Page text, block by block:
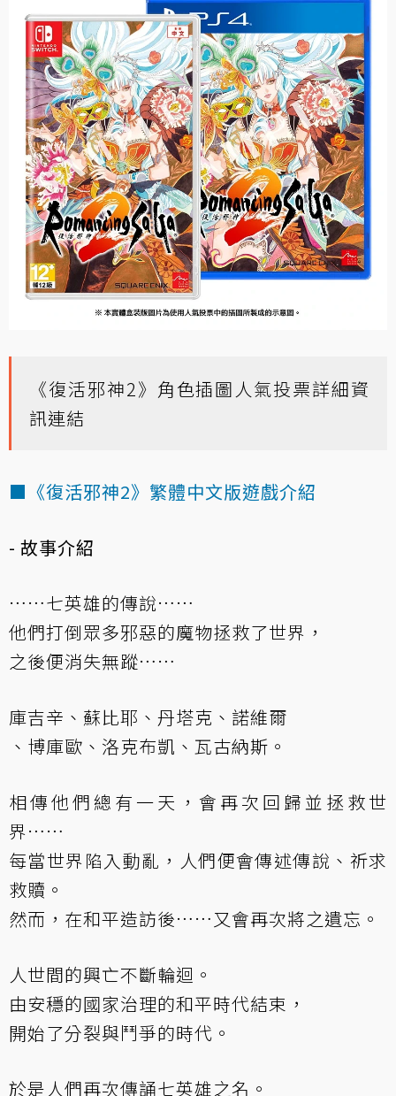
《復活邪神2》角色插圖人氣投票詳細資
訊連結
■《復活邪神2》繁體中文版遊戲介紹
- 故事介紹
……七英雄的傳說……
他們打倒眾多邪惡的魔物拯救了世界，
之後便消失無蹤……
庫吉辛、蘇比耶、丹塔克、諾維爾
、博庫歐、洛克布凱、瓦古納斯。
相傳他們總有一天，會再次回歸並拯救世
界……
每當世界陷入動亂，人們便會傳述傳說、祈求
救贖。
然而，在和平造訪後……又會再次將之遺忘。
人世間的興亡不斷輪迴。
由安穩的國家治理的和平時代結束，
開始了分裂與鬥爭的時代。
於是人們再次傳誦七英雄之名。